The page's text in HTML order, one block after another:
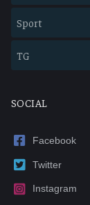
Sport
TG
SOCIAL
Facebook
Twitter
Instagram